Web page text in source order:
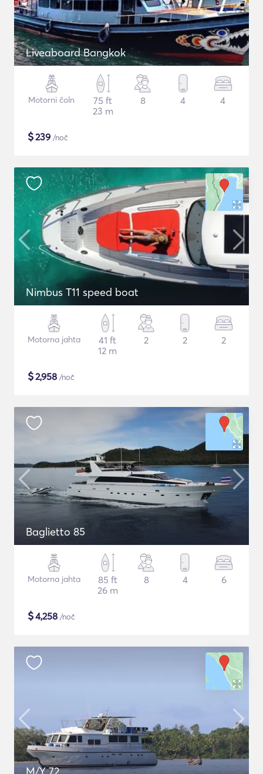
Liveaboard Bangkok
Motorni čoln
75 ft
23 m
8 4 4
$239 /noč
Nimbus T11 speed boat
Motorna jahta
41 ft
12 m
2 2 2
$2,958 /noč
Baglietto 85
Motorna jahta
85 ft
26 m
8 4 6
$4,258 /noč